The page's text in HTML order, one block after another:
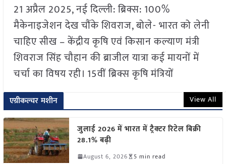
21 अप्रैल 2025, नई दिल्ली: ब्रिक्स: 100%
मैकेनाइजेशन देख चौंके शिवराज, बोले- भारत को लेनी
चाहिए सीख – केंद्रीय कृषि एवं किसान कल्याण मंत्री
शिवराज सिंह चौहान की ब्राजील यात्रा कई मायनों में
चर्चा का विषय रही। 15वीं ब्रिक्स कृषि मंत्रियों
एग्रीकल्चर मशीन View All
जुलाई 2026 में भारत में ट्रैक्टर रिटेल बिक्री
28.1% बढ़ी
August 6, 2026 5 min read